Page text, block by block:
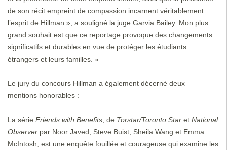
de son récit empreint de compassion incarnent véritablement
l’esprit de Hillman », a souligné la juge Garvia Bailey. Mon plus
grand souhait est que ce reportage provoque des changements
significatifs et durables en vue de protéger les étudiants
étrangers et leurs familles. »
Le jury du concours Hillman a également décerné deux
mentions honorables :
La série Friends with Benefits , de Torstar/Toronto Star et National
Observer par Noor Javed, Steve Buist, Sheila Wang et Emma
McIntosh, est une enquête fouillée et courageuse qui examine les